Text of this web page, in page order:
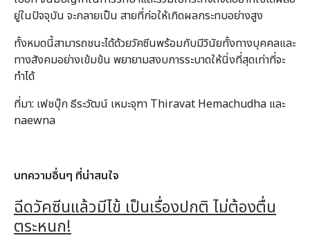
ยู่ในปัจจุบัน จะกลายเป็น สายที่ก่อให้เกิดผลกระทบอย่างสูง
ทั้งหมดนี้สามารถชนะได้ด้วยวัคซีนพร้อมกับมีวินัยทั้งทางบุคคลและ
ทางสังคมอย่างเข้มข้น พยายามสงบการระบาดให้นิ่งที่สุดเท่าที่จะ
ทำได้
ที่มา: เฟชบุ๊ก ธีระวัฒน์ เหมะจุฑา Thiravat Hemachudha และ
naewna
บทความอื่นๆ ที่น่าสนใจ
ฉีดวัคซีนแล้วมีไข้ เป็นเรื่องปกติ ไม่ต้องตื่น
ตระหนก!